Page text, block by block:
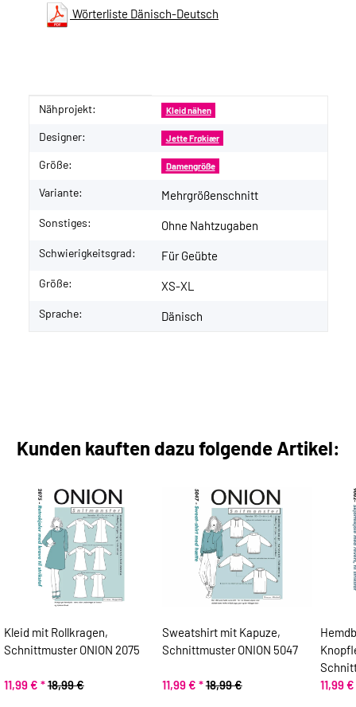
Wörterliste Dänisch-Deutsch
Produkteigenschaft
Wert
Nähprojekt: Kleid nähen
Designer: Jette Frøkiær
Größe: Damengröße
Variante: Mehrgrößenschnitt
Sonstiges: Ohne Nahtzugaben
Schwierigkeitsgrad: Für Geübte
Größe: XS-XL
Sprache: Dänisch
Kunden kauften dazu folgende Artikel:
Kleid mit Rollkragen,
Schnittmuster ONION 2075
11,99 € *18,99 €
Sweatshirt mit Kapuze,
Schnittmuster ONION 5047
11,99 € *18,99 €
11,99 €